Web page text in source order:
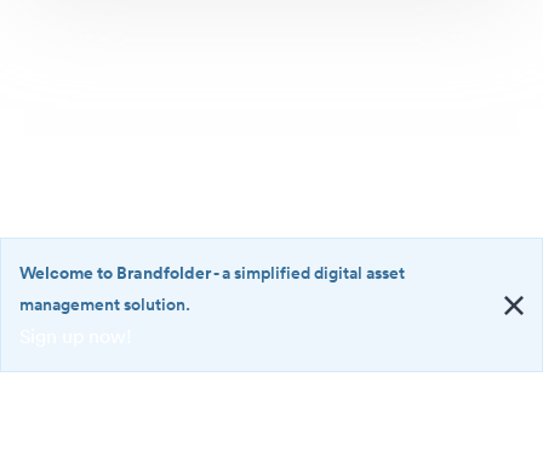
·
Welcome to Brandfolder- a simplified digital asset
management solution.